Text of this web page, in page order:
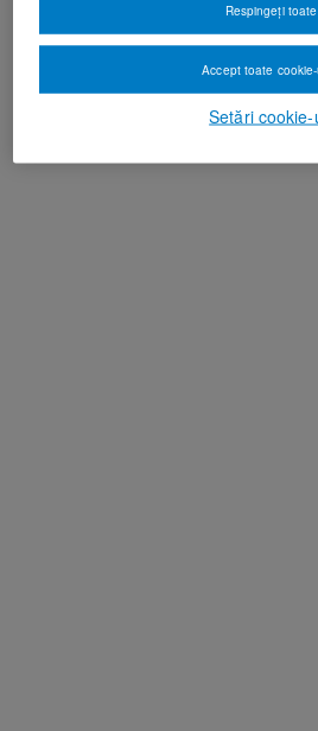
Setări
Respingeți toate
Accept toate